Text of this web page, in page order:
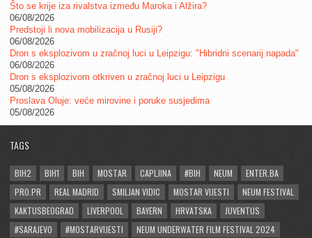
Što se krije iza rivalstva između Maroka i Alžira?
06/08/2026
Predstoji li nova mobilizacija u Rusiji?
06/08/2026
Dron s eksplozivom u zračnoj luci u Leipzigu: "Hibridni scenarij napada"
06/08/2026
Dron s eksplozivom otkriven u zračnoj luci u Leipzigu
05/08/2026
Proslava Oluje: veće mirovine i poruke susjedima
05/08/2026
TAGS
BIH2 BIH1 BIH MOSTAR CAPLJINA #BIH NEUM
ENTER.BA
PRO.PR
REAL MADRID SMILJAN VIDIC MOSTAR VIJESTI
NEUM FESTIVAL
KAKTUSBEOGRAD
LIVERPOOL BAYERN HRVATSKA
JUVENTUS
#SARAJEVO
#MOSTARVIJESTI
NEUM UNDERWATER FILM FESTIVAL 2024